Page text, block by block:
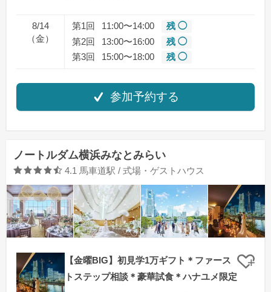
8/14
（金）
第1回 11:00〜14:00
残 ◯
第2回
13:00〜16:00
残 ◯
第3回
15:00〜18:00 残 ◯
参加予約する
ノートルダム横浜みなとみらい
口コミ評価
4.1 馬車道駅 / 式場・ゲストハウス
【金曜BIG】初見学1万ギフト＊ファース
トステップ相談＊豪華試食＊ハナユメ限定
クリ